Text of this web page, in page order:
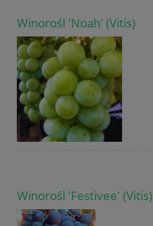
Winorośl 'Noah' (Vitis)
Winorośl 'Festivee' (Vitis)